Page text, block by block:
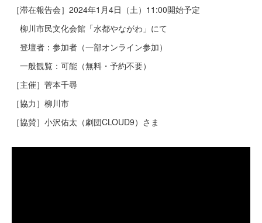
［滞在報告会］2024年1月4日（土）11:00開始予定
柳川市民文化会館「水都やながわ」にて
登壇者：参加者（一部オンライン参加）
一般観覧：可能（無料・予約不要）
［主催］菅本千尋
［協力］柳川市
［協賛］小沢佑太（劇団CLOUD9）さま